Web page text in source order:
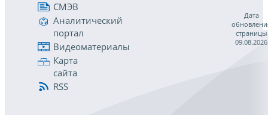
СМЭВ
Аналитический
портал
Видеоматериалы
Карта
сайта
RSS
Дата
страницы
09.08.2026